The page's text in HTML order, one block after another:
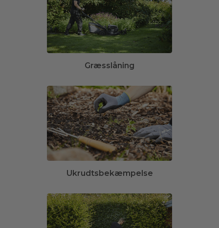
Græsslåning
Ukrudtsbekæmpelse